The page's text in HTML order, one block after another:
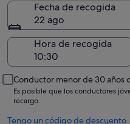
Fecha de recogida
22 ago
Hora de recogida
Conductor menor de 30 años
Es posible que los conductores
recargo.
Tengo un código de descuento